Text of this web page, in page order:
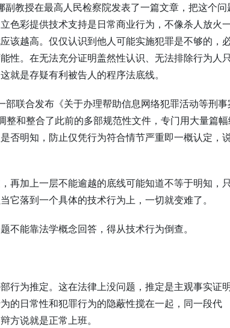
教授在最高人民检察院发表了一篇文章，把这个问
色彩提供技术支持是日常商业行为，不像杀人放火
该越高。仅仅认识到他人可能实施犯罪是不够的，
性。在无法充分证明盖然性认识、无法排除行为人只
就是存疑有利被告人的程序法底线。
联合发布《关于办理帮助信息网络犯罪活动等刑事
和整合了此前的多部规范性文件，专门用大量篇幅
否明知，防止仅凭行为符合情节严重即一概认定，
再加上一层不能逾越的底线可能知道不等于明知，只
落到一个具体的技术行为上，一切就变难了。
能靠法学概念回答，得从技术行为倒查。
行为推定。这在法律上没问题，推定是主观事实证
的日常性和犯罪行为的隐蔽性搅在一起，同一段代
方说就是正常上班。